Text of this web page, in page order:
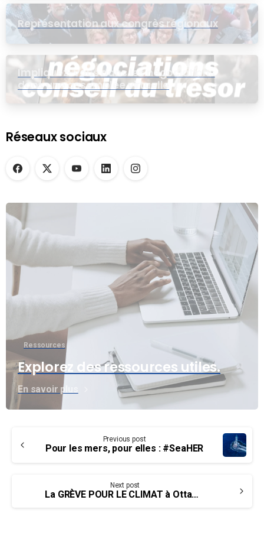
Représentation aux congrès régionaux
Impliquez-vous dans les négociations
dans une assemblée virtuelle
Réseaux sociaux
Ressources
Explorez des ressources utiles.
En savoir plus
Reading
Previous post
Pour les mers, pour elles : #SeaHER
Next post
La GRÈVE POUR LE CLIMAT à Ottawa, Canada avec l’UCET